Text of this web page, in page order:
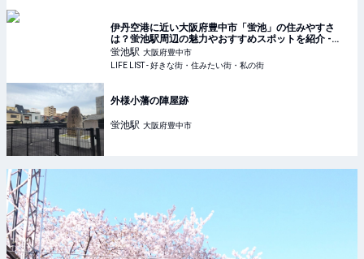
伊丹空港に近い大阪府豊中市「蛍池」の住みやすさ
は？蛍池駅周辺の魅力やおすすめスポットを紹介 -
LIFE LIST - 好きな街・住みたい街・私の街
蛍池駅 大阪府豊中市
LIFE LIST - 好きな街・住みたい街・私の街
外様小藩の陣屋跡
蛍池駅 大阪府豊中市